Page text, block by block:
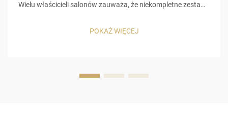
Wielu właścicieli salonów zauważa, że niekompletne zestawy
prowadzi do dodatkowych kosztów. Na przykład
niskojakościowa warstwa bazowa powoduje odpryskiwanie
POKAŻ WIĘCEJ